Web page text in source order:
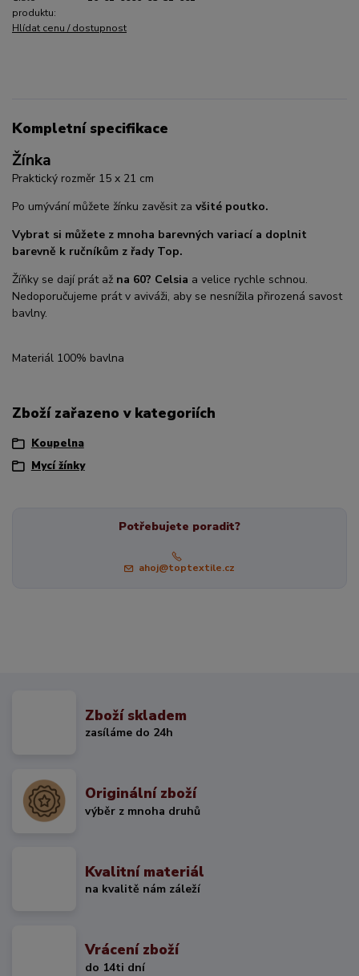
produktu:
Hlídat cenu / dostupnost
Kompletní specifikace
Žínka
Praktický rozměr 15 x 21 cm
Po umývání můžete žínku zavěsit za všité poutko.
Vybrat si můžete z mnoha barevných variací a doplnit
barevně k ručníkům z řady Top.
Žíňky se dají prát až na 60? Celsia a velice rychle schnou.
Nedoporučujeme prát v aviváži, aby se nesnížila přirozená savost
bavlny.
Materiál 100% bavlna
Zboží zařazeno v kategoriích
Koupelna
Mycí žínky
Potřebujete poradit?
ahoj@toptextile.cz
Zboží skladem
zasíláme do 24h
Originální zboží
výběr z mnoha druhů
Kvalitní materiál
na kvalitě nám záleží
Vrácení zboží
do 14ti dní